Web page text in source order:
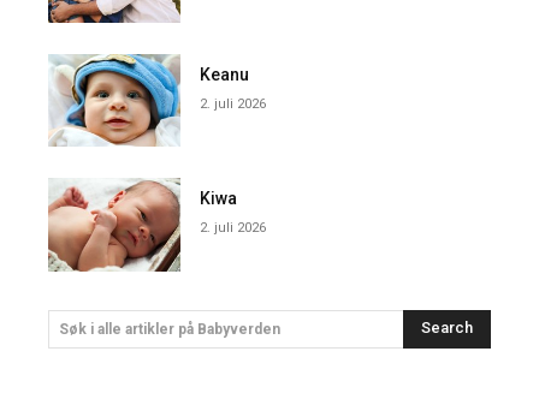
Keanu
2. juli 2026
Kiwa
2. juli 2026
Søk i alle artikler på Babyverden Search